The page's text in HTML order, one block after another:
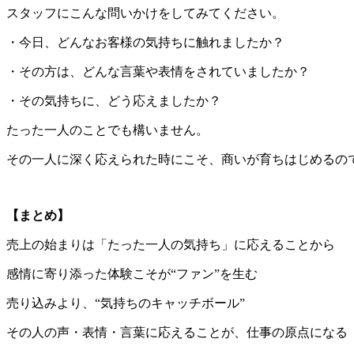
スタッフにこんな問いかけをしてみてください。
・今日、どんなお客様の気持ちに触れましたか？
・その方は、どんな言葉や表情をされていましたか？
・その気持ちに、どう応えましたか？
たった一人のことでも構いません。
その一人に深く応えられた時にこそ、商いが育ちはじめるの
【まとめ】
売上の始まりは「たった一人の気持ち」に応えることから
感情に寄り添った体験こそが“ファン”を生む
売り込みより、“気持ちのキャッチボール”
その人の声・表情・言葉に応えることが、仕事の原点になる